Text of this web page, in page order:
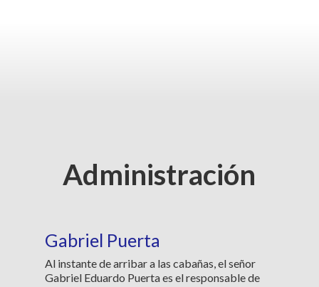
Administración
Gabriel Puerta
Al instante de arribar a las cabañas, el señor
Gabriel Eduardo Puerta es el responsable de